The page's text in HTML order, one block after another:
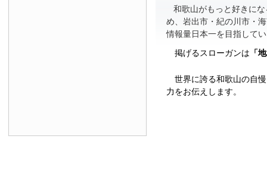
和歌山がもっと好きに
め、岩出市・紀の川市・
情報量日本一を目指して
掲げるスローガンは 「
世界に誇る和歌山の自
力をお伝えします。